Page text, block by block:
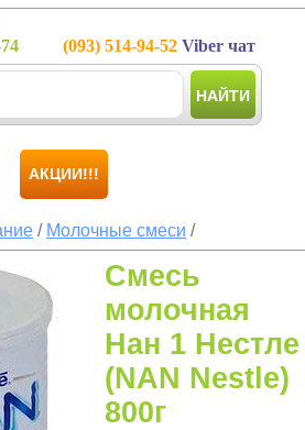
(093) 514-94-52 Viber чат
НАЙТИ
АКЦИИ!!!
/ Молочные смеси /
Смесь
молочная
Нан 1 Нестле
(NAN Nestle)
800г